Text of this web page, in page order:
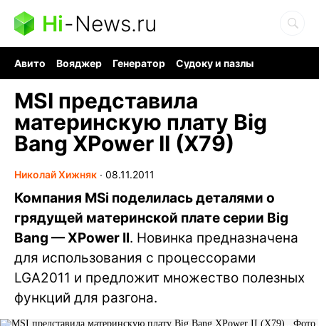
Hi-News.ru
Авито Вояджер Генератор
Судоку и пазлы
MSI представила
материнскую плату Big
Bang XPower II (X79)
Николай Хижняк ∙ 08.11.2011
Компания MSi поделилась деталями о
грядущей материнской плате серии Big
Bang — XPower II. Новинка предназначена
для использования с процессорами
LGA2011 и предложит множество полезных
функций для разгона.